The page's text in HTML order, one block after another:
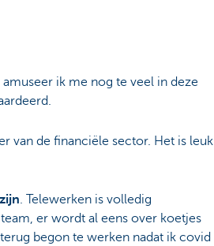
ik me nog te veel in deze
van de financiële sector. Het is leuk
. Telewerken is volledig
er wordt al eens over koetjes
begon te werken nadat ik covid